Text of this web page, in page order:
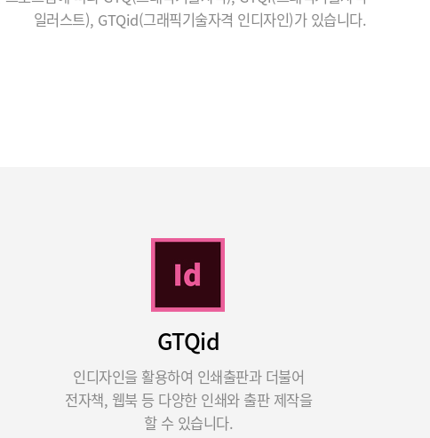
일러스트), GTQid(그래픽기술자격 인디자인)가 있습니다.
GTQid
인디자인을 활용하여 인쇄출판과 더불어
전자책, 웹북 등 다양한 인쇄와 출판 제작을
할 수 있습니다.